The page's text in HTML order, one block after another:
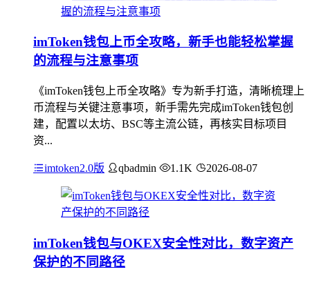
imToken钱包上币全攻略，新手也能轻松掌握
的流程与注意事项
《imToken钱包上币全攻略》专为新手打造，清晰梳理上
币流程与关键注意事项，新手需先完成imToken钱包创
建，配置以太坊、BSC等主流公链，再核实目标项目
资...
imtoken2.0版 qbadmin 1.1K 2026-08-07
imToken钱包与OKEX安全性对比，数字资产
保护的不同路径